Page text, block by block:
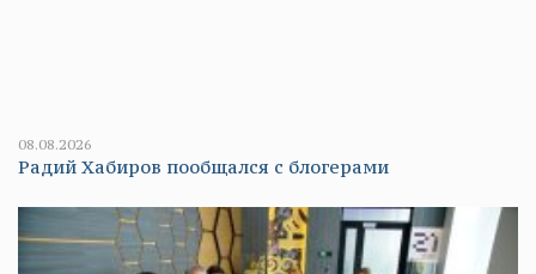
08.08.2026
Радий Хабиров пообщался с блогерами